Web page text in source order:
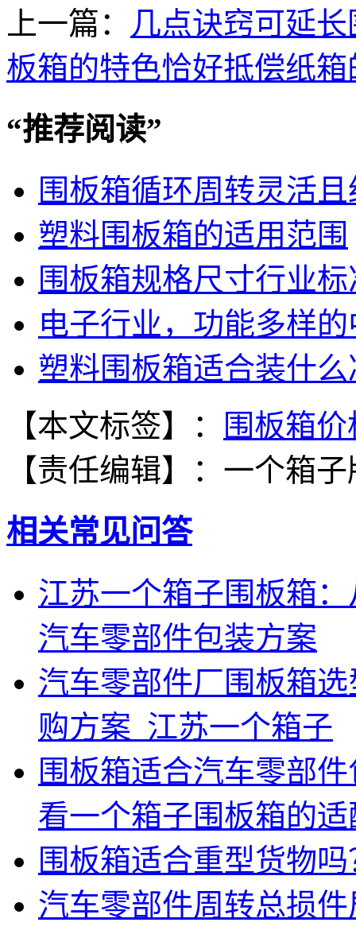
上一篇：
几点诀窍可延
板箱的特色恰好抵偿纸箱
“推荐阅读”
围板箱循环周转灵活
塑料围板箱的适用范围
围板箱规格尺寸行业标
电子行业，功能多样
塑料围板箱适合装什
【本文标签】：
围板箱价
【责任编辑】： 一个箱子
相关常见问答
江苏一个箱子围板箱
汽车零部件包装方案
汽车零部件厂围板箱
购方案_江苏一个箱子
围板箱适合汽车零部
看一个箱子围板箱的适
围板箱适合重型货物
汽车零部件周转总损